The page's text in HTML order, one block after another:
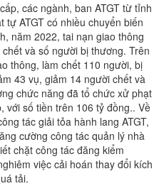
các ngành, ban ATGT từ tỉnh
ATGT có nhiều chuyển biến
năm 2022, tai nạn giao thông
và số người bị thương. Trên
thông, làm chết 110 người, bị
43 vụ, giảm 14 người chết và
chức năng đã tổ chức xử phạt
với số tiền trên 106 tỷ đồng.. Về
tác giải tỏa hành lang ATGT,
cường công tác quản lý nhà
chặt công tác đăng kiểm
việc cải hoán thay đổi kích
tải.